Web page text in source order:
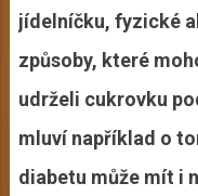
jídelníčku, fyzické
způsoby, které
udrželi cukrovku
mluví například o
diabetu může mít i